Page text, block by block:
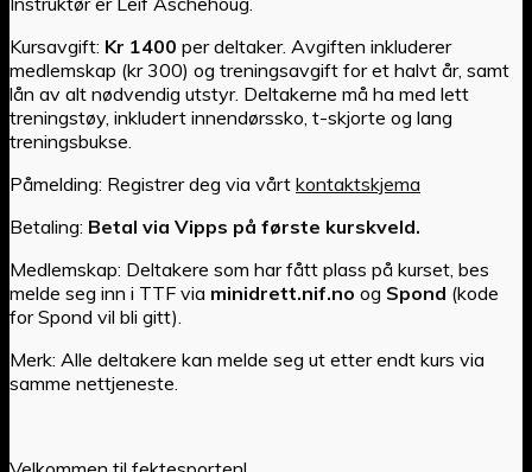
Kursavgift: Kr 1400 per deltaker. Avgiften inkluderer
medlemskap (kr 300) og treningsavgift for et halvt år, samt
lån av alt nødvendig utstyr. Deltakerne må ha med lett
treningstøy, inkludert innendørssko, t-skjorte og lang
treningsbukse.
Påmelding: Registrer deg via vårt kontaktskjema
Betaling: Betal via Vipps på første kurskveld.
Medlemskap: Deltakere som har fått plass på kurset, bes
melde seg inn i TTF via minidrett.nif.no og Spond (kode
for Spond vil bli gitt).
Merk: Alle deltakere kan melde seg ut etter endt kurs via
samme nettjeneste.